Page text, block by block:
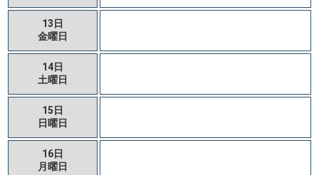
13日
金曜日
14日
土曜日
15日
日曜日
16日
月曜日